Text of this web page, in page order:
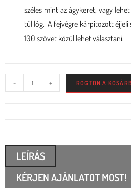
széles mint az ágykeret, vagy
túl lóg. A fejvégre kárpitozott éjjeli
100 szövet közül lehet választani.
- + RÖGTÖN A
LEÍRÁS
KÉRJEN AJÁNLATOT MOST!